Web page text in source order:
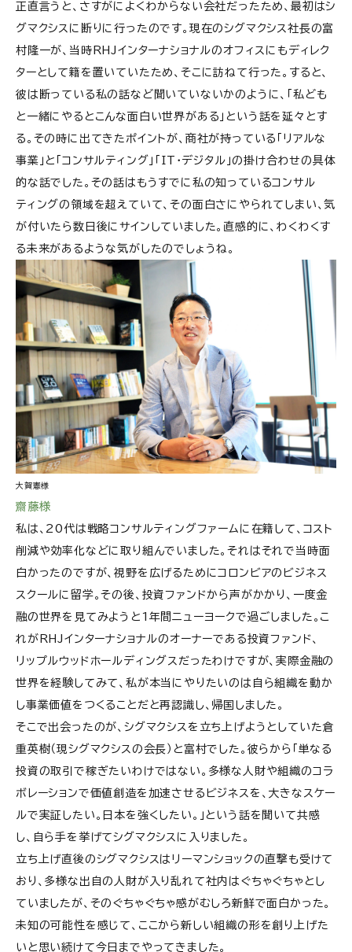
正直言うと、さすがによくわからない会社だったため、最初はシ
グマクシスに断りに行ったのです。現在のシグマクシス社長の富
村隆一が、当時RHJインターナショナルのオフィスにもディレク
ターとして籍を置いていたため、そこに訪ねて行った。すると、
彼は断っている私の話など聞いていないかのように、「私ども
と一緒にやるとこんな面白い世界がある」という話を延々とす
る。その時に出てきたポイントが、商社が持っている「リアルな
事業」と「コンサルティング」「IT・デジタル」の掛け合わせの具体
的な話でした。その話はもうすでに私の知っているコンサル
ティングの領域を超えていて、その面白さにやられてしまい、気
が付いたら数日後にサインしていました。直感的に、わくわくす
る未来があるような気がしたのでしょうね。
大賀憲様
齋藤様
私は、20代は戦略コンサルティングファームに在籍して、コスト
削減や効率化などに取り組んでいました。それはそれで当時面
白かったのですが、視野を広げるためにコロンビアのビジネス
スクールに留学。その後、投資ファンドから声がかかり、一度金
融の世界を見てみようと1年間ニューヨークで過ごしました。こ
れがRHJインターナショナルのオーナーである投資ファンド、
リップルウッドホールディングスだったわけですが、実際金融の
世界を経験してみて、私が本当にやりたいのは自ら組織を動か
し事業価値をつくることだと再認識し、帰国しました。
そこで出会ったのが、シグマクシスを立ち上げようとしていた倉
重英樹（現シグマクシスの会長）と富村でした。彼らから「単なる
投資の取引で稼ぎたいわけではない。多様な人財や組織のコラ
ボレーションで価値創造を加速させるビジネスを、大きなスケー
ルで実証したい。日本を強くしたい。」という話を聞いて共感
し、自ら手を挙げてシグマクシスに入りました。
立ち上げ直後のシグマクシスはリーマンショックの直撃も受けて
おり、多様な出自の人財が入り乱れて社内はぐちゃぐちゃとし
ていましたが、そのぐちゃぐちゃ感がむしろ新鮮で面白かった。
未知の可能性を感じて、ここから新しい組織の形を創り上げた
いと思い続けて今日までやってきました。